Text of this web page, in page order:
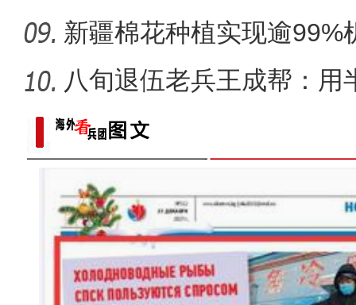
世纪变
新疆棉花种植实现逾99%
八旬退伍老兵王成帮：用
装